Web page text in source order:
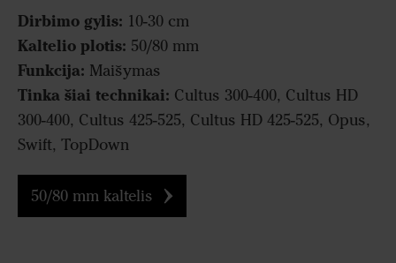
Dirbimo gylis: 10-30 cm
Kaltelio plotis: 50/80 mm
Funkcija: Maišymas
Tinka šiai technikai: Cultus 300-400, Cultus HD
300-400, Cultus 425-525, Cultus HD 425-525, Opus,
Swift, TopDown
50/80 mm kaltelis